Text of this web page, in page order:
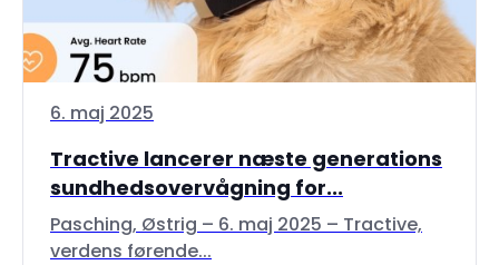
6. maj 2025
Tractive lancerer næste generations
sundhedsovervågning for...
Pasching, Østrig – 6. maj 2025 – Tractive,
verdens førende...